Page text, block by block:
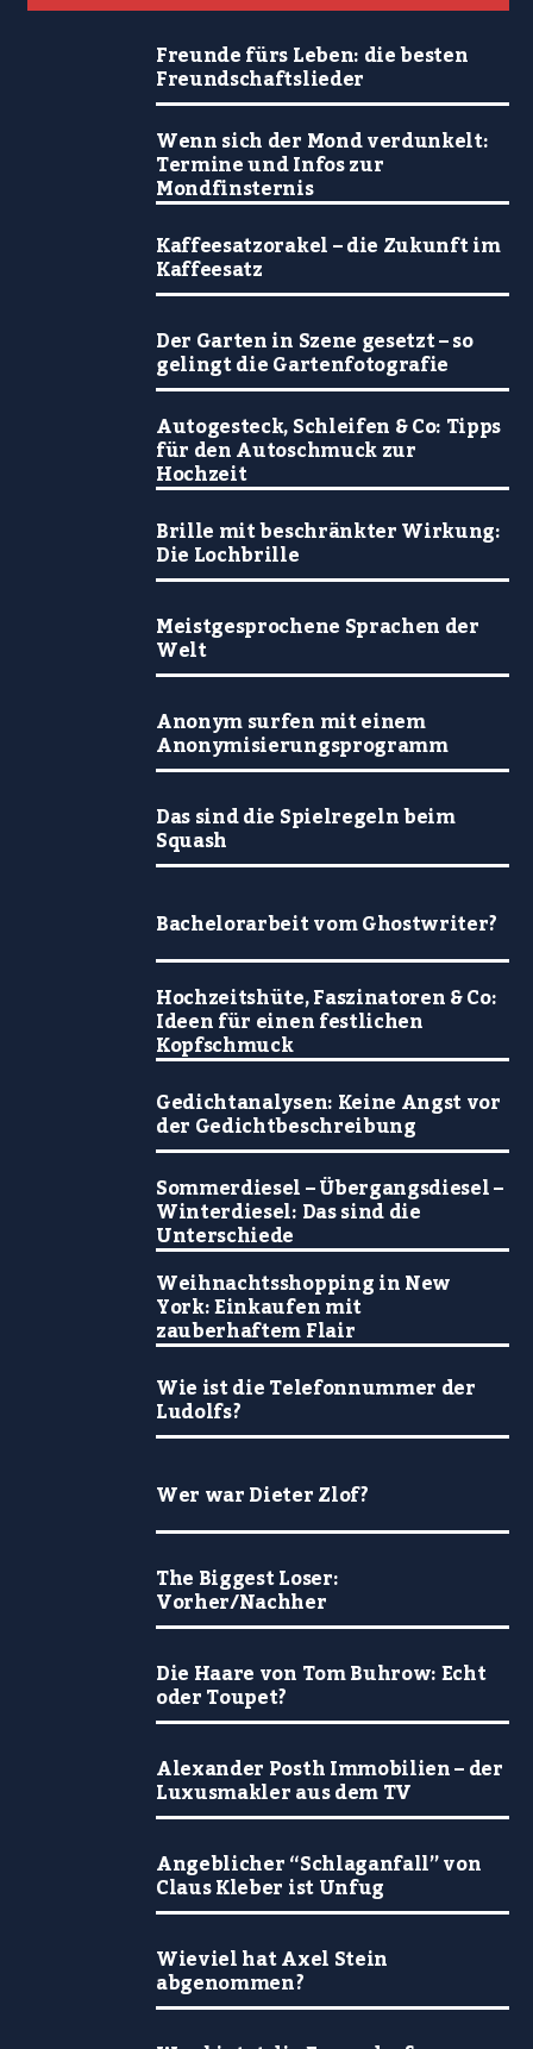
Freunde fürs Leben: die besten
Freundschaftslieder
Wenn sich der Mond verdunkelt:
Termine und Infos zur
Mondfinsternis
Kaffeesatzorakel – die Zukunft im
Kaffeesatz
Der Garten in Szene gesetzt – so
gelingt die Gartenfotografie
Autogesteck, Schleifen & Co: Tipps
für den Autoschmuck zur
Hochzeit
Brille mit beschränkter Wirkung:
Die Lochbrille
Meistgesprochene Sprachen der
Welt
Anonym surfen mit einem
Anonymisierungsprogramm
Das sind die Spielregeln beim
Squash
Bachelorarbeit vom Ghostwriter?
Hochzeitshüte, Faszinatoren & Co:
Ideen für einen festlichen
Kopfschmuck
Gedichtanalysen: Keine Angst vor
der Gedichtbeschreibung
Sommerdiesel – Übergangsdiesel –
Winterdiesel: Das sind die
Unterschiede
Weihnachtsshopping in New
York: Einkaufen mit
zauberhaftem Flair
Wie ist die Telefonnummer der
Ludolfs?
Wer war Dieter Zlof?
The Biggest Loser:
Vorher/Nachher
Die Haare von Tom Buhrow: Echt
oder Toupet?
Alexander Posth Immobilien – der
Luxusmakler aus dem TV
Angeblicher “Schlaganfall” von
Claus Kleber ist Unfug
Wieviel hat Axel Stein
abgenommen?